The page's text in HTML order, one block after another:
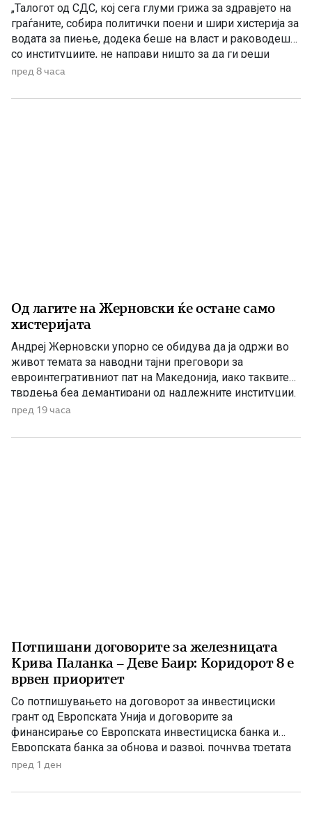
„Талогот од СДС, кој сега глуми грижа за здравјето на
граѓаните, собира политички поени и шири хистерија за
водата за пиење, додека беше на власт и раководеше
со институциите, не направи ништо за да ги реши
проблемите. Проблеми со квалитетот на водата за
министер за здравство, […]
пред 8 часа
Од лагите на Жерновски ќе остане само
хистеријата
Андреј Жерновски упорно се обидува да ја одржи во
живот темата за наводни тајни преговори за
евроинтегративниот пат на Македонија, иако таквите
тврдења беа демантирани од надлежните институции.
Како што им пукна меурот од сапуница наречен
конструкција – дека власта тајно се подготвува да го
пред 19 часа
Потпишани договорите за железницата
Крива Паланка – Деве Баир: Коридорот 8 е
врвен приоритет
Со потпишувањето на договорот за инвестициски
грант од Европската Унија и договорите за
финансирање со Европската инвестициска банка и
Европската банка за обнова и развој, почнува третата
фаза од финансирањето на железничката делница
8. На потпишувањето во Владата присуствуваа
пред 1 ден